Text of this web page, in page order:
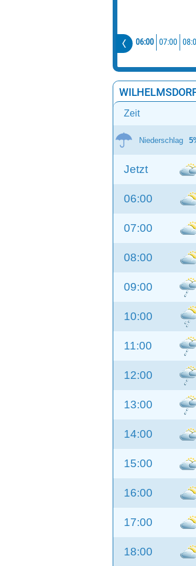
06:00 07:00
Zeit
Niederschlag
Jetzt
06:00
07:00
08:00
09:00
10:00
11:00
12:00
13:00
14:00
15:00
16:00
17:00
18:00